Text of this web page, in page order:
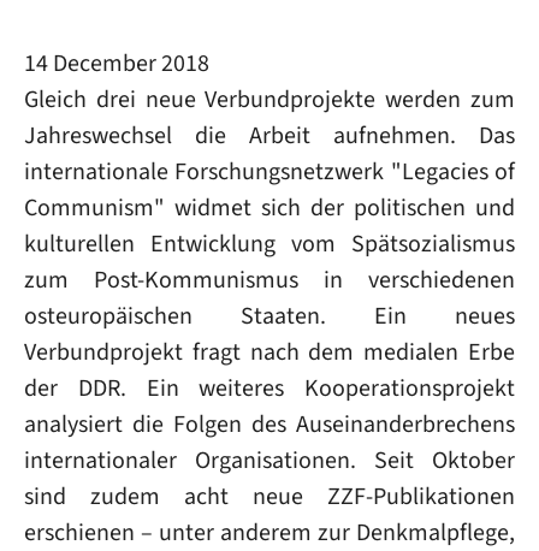
14 December 2018
Gleich drei neue Verbundprojekte werden zum
Jahreswechsel die Arbeit aufnehmen. Das
internationale Forschungsnetzwerk "Legacies of
Communism" widmet sich der politischen und
kulturellen Entwicklung vom Spätsozialismus
zum Post-Kommunismus in verschiedenen
osteuropäischen Staaten. Ein neues
Verbundprojekt fragt nach dem medialen Erbe
der DDR. Ein weiteres Kooperationsprojekt
analysiert die Folgen des Auseinanderbrechens
internationaler Organisationen. Seit Oktober
sind zudem acht neue ZZF-Publikationen
erschienen – unter anderem zur Denkmalpflege,